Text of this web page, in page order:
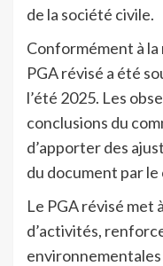
de la société civile.
Conformément à
PGA révisé a été
l’été 2025. Les
conclusions du
d’apporter des
du document par
Le PGA révisé met
d’activités,